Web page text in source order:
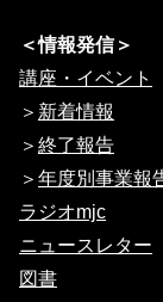
＜情報発信＞
講座・イベント
＞ 新着情報
＞ 終了報告
＞ 年度別事業報
ラジオmjc
ニュースレター
図書